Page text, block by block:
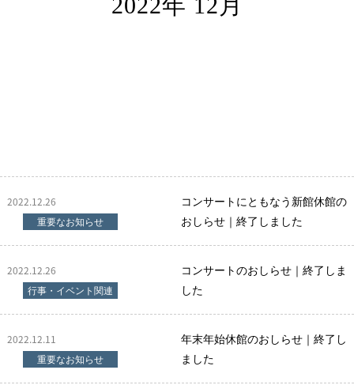
2022年 12月
2022.12.26
重要なお知らせ
コンサートにともなう新館休館の
おしらせ｜終了しました
2022.12.26
行事・イベント関連
コンサートのおしらせ｜終了しま
した
2022.12.11
重要なお知らせ
年末年始休館のおしらせ｜終了し
ました